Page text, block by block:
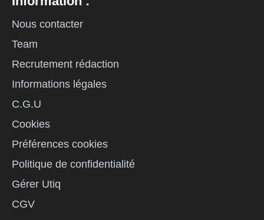
Nous contacter
Team
Recrutement rédaction
Informations légales
C.G.U
Cookies
Préférences cookies
Politique de confidentialité
Gérer Utiq
CGV